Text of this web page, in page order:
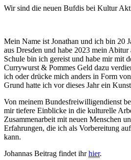
Wir sind die neuen Bufdis bei Kultur
Mein Name ist Jonathan und ich bin 20
aus Dresden und habe 2023 mein Abitur
Schule bin ich gereist und habe mir mit
Currywurst & Pommes Geld dazu
ich oder drücke mich anders in Form
Grund hatte ich vor dieses Jahr ein
Von meinem Bundesfreiwilligendienst
mir tiefere Einblicke in die kulturelle
Zusammenarbeit mit neuen Menschen
Erfahrungen, die ich als Vorbereitung
kann.
Johannas Beitrag findet ihrhier.